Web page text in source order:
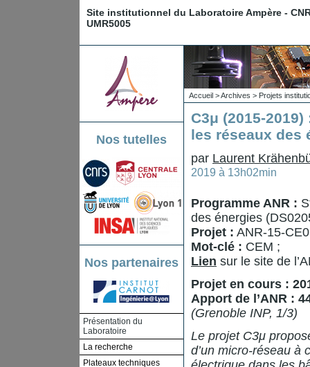
Site institutionnel du Laboratoire Ampère -
UMR5005
Nos tutelles
Nos partenaires
Présentation du
Laboratoire
La recherche
Plateaux techniques
Accueil >Archives > Projets
C3μ (2015-
les réseaux des
par Laurent
2019 à 13h02min
Programme ANR :
des énergies
Projet : ANR-15-
Mot-clé : CEM ;
Lien sur le site de
Projet en cours :
Apport de l’ANR :
(Grenoble INP, 1/3)
Le projet C3μ
d’un micro-réseau à